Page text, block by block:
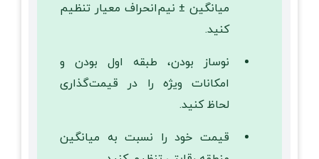
میانگین ± نیم‌انحراف معیار تنظیم
کنید.
نوساز بودن، طبقه اول بودن و
امکانات ویژه را در قیمت‌گذاری
لحاظ کنید.
قیمت خود را نسبت به میانگین